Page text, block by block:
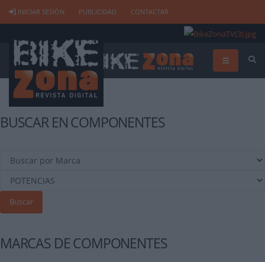
INICIAR SESIÓN PUBLICIDAD CONTACTAR
BUSCAR EN COMPONENTES
Buscar
MARCAS DE COMPONENTES